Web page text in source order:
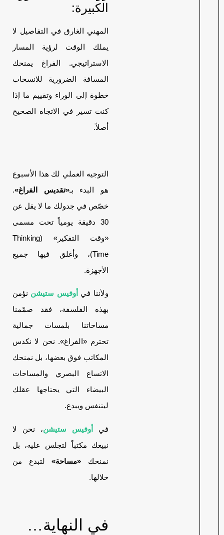
الكبيرة:
المهني الغارق في التفاصيل لا
يملك الوقت لرؤية المسار
الاستراتيجي. الفراغ يمنحك
المسافة الضرورية للانسحاب
خطوة إلى الوراء وتقييم ما إذا
كنت تسير في الاتجاه الصحيح
أصلاً.
التوجيه العملي لك هذا الأسبوع
هو البدء بـ«تقديس الفراغ».
خصّص في جدولك ما لا يقل عن
30 دقيقة يومياً تحت مسمى
«وقت التفكير» (Thinking
Time)، وأغلق فيها جميع
الأجهزة.
ولأننا في أوفيس ستيشن نؤمن
بهذه الفلسفة، فقد صمّمنا
مساحاتنا بلمسات جمالية
تحترم «الفراغ». نحن لا نكدس
المكاتب فوق بعضها، بل نمنحك
الاتساع البصري والمساحات
البيضاء التي يحتاجها عقلك
ليتنفس ويبدع.
في أوفيس ستيشن، نحن لا
نبيعك مكتباً لتجلس عليه، بل
نمنحك «مساحة»لتبدع من
خلالها.
في النهاية…